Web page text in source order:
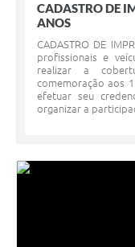
Contato
CADASTRO DE
ANOS
CADASTRO DE
profissionais e
realizar a
comemoração aos
efetuar seu
organizar a